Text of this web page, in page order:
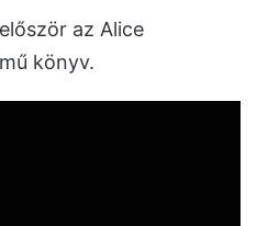
az Alice
könyv.